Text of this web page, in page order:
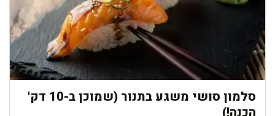
סלמון סושי משגע בתנור (שמוכן ב-10 דק'